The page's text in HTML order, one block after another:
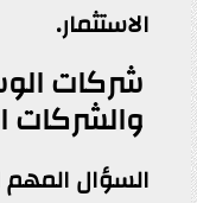
الاستثمار.
شركات
والشركات
السؤال المهم